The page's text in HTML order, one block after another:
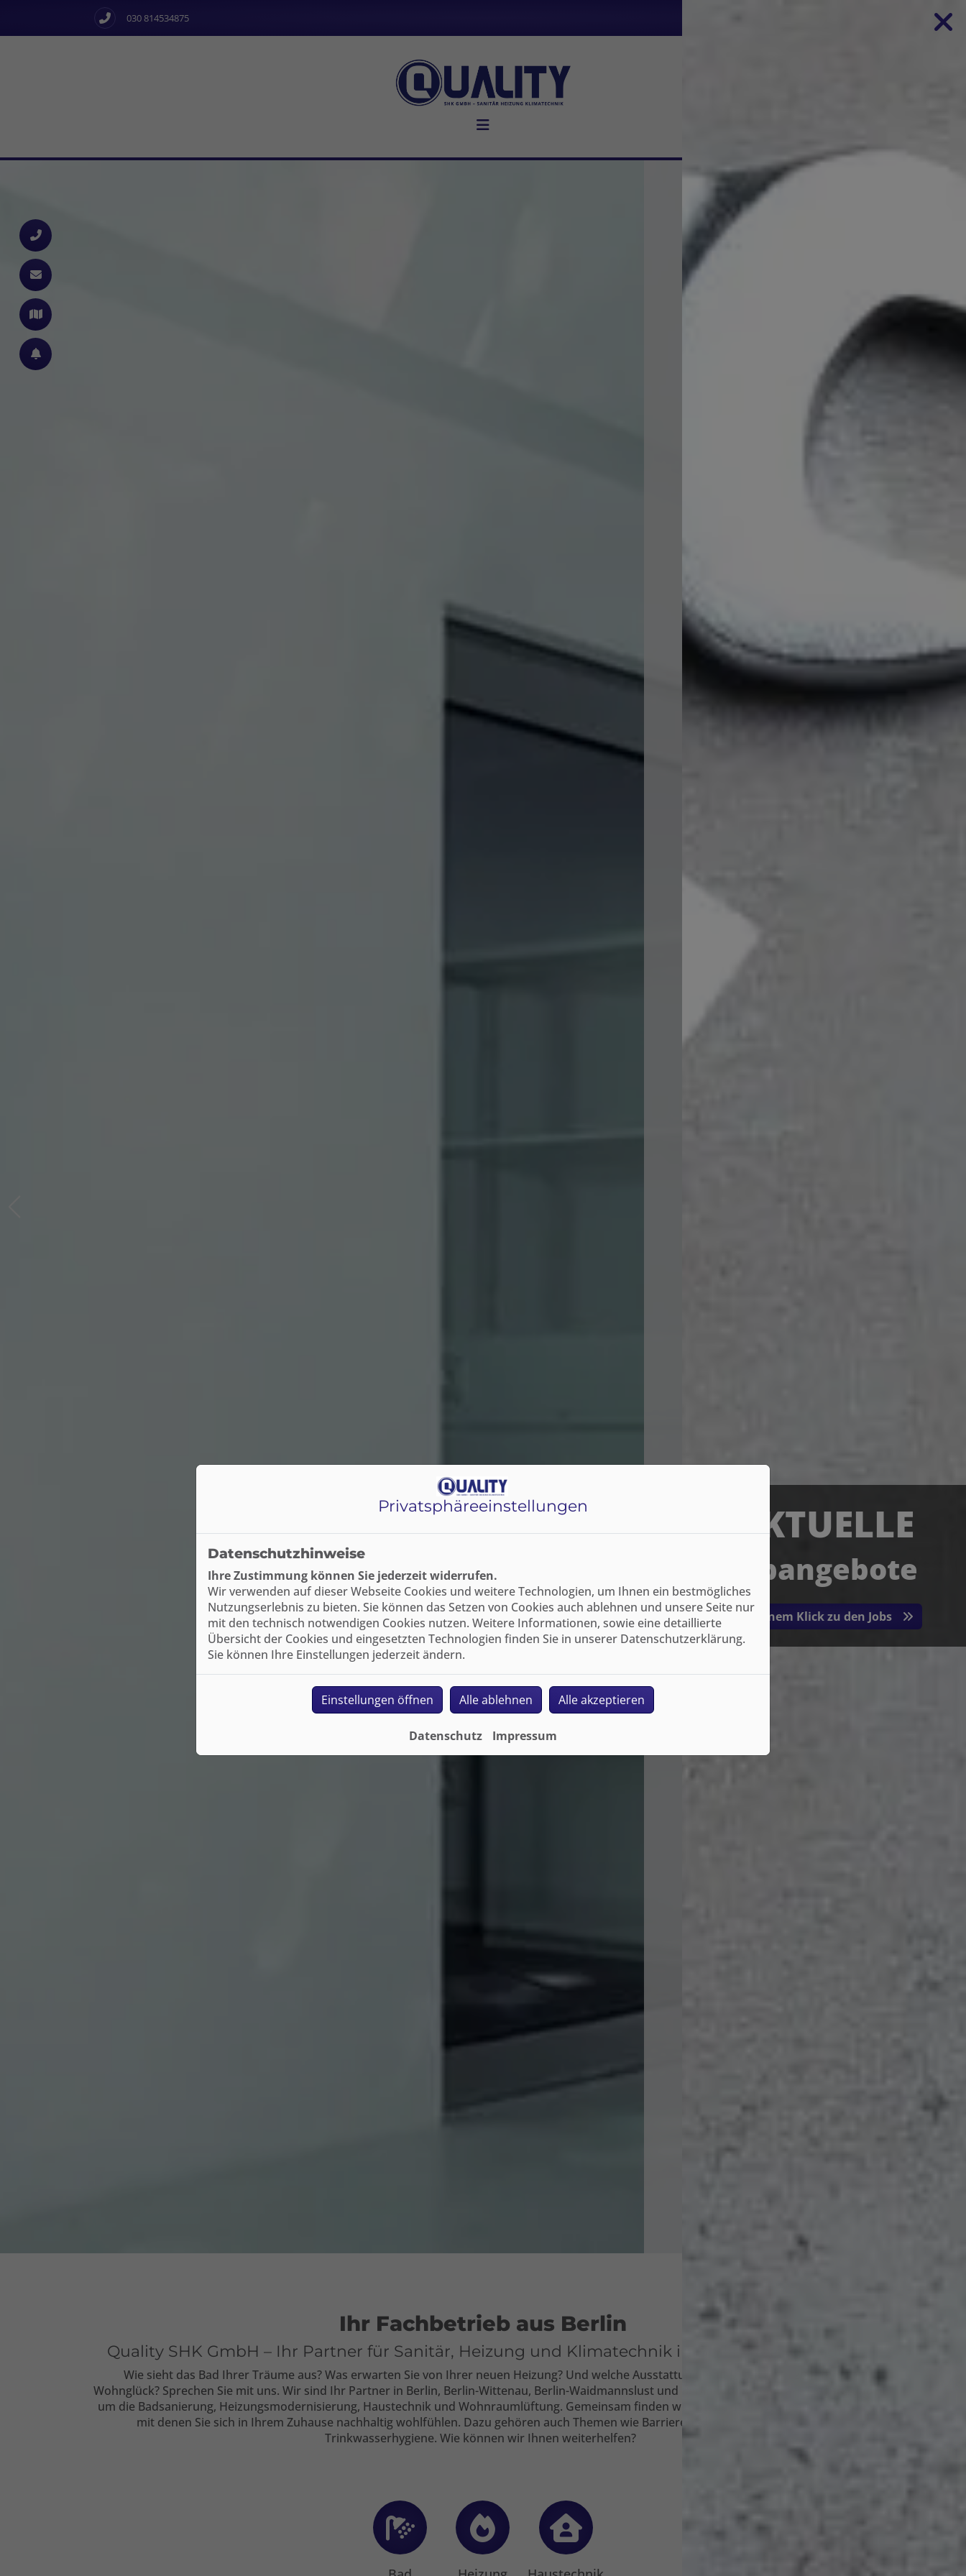
AKTUELLE
Jobangebote
Mit einem Klick zu den Jobs
030 814534875
Ihr Fachbetrieb aus Berlin
Quality SHK GmbH – Ihr Partner für Sanitär, Heizung und Klimatechnik in Berlin-Reinickendorf
Wie sieht das Bad Ihrer Träume aus? Was erwarten Sie von Ihrer neuen Heizung? Und welche Ausstattung fehlt Ihnen noch zu Ihrem
Wohnglück? Sprechen Sie mit uns. Wir sind Ihr Partner in Berlin, Berlin-Wittenau, Berlin-Waidmannslust und Berlin-Frohnau für alle Fragen rund
um die Badsanierung, Heizungsmodernisierung, Haustechnik und Wohnraumlüftung. Gemeinsam finden wir für Sie die passenden Lösungen,
mit denen Sie sich in Ihrem Zuhause nachhaltig wohlfühlen. Dazu gehören auch Themen wie Barrierefreiheit, Smart Home oder
Trinkwasserhygiene. Wie können wir Ihnen weiterhelfen?
schließen
schließen
Privatsphäre­einstellungen
Datenschutzhinweise
Ihre Zustimmung können Sie jederzeit widerrufen.
Wir verwenden auf dieser Webseite Cookies und weitere Technologien, um Ihnen ein bestmögliches
Nutzungserlebnis zu bieten. Sie können das Setzen von Cookies auch ablehnen und unsere Seite nur
mit den technisch notwendigen Cookies nutzen. Weitere Informationen, sowie eine detaillierte
Übersicht der Cookies und eingesetzten Technologien finden Sie in unserer Datenschutzerklärung.
Sie können Ihre Einstellungen jederzeit ändern.
Einstellungen öffnen Alle ablehnen Alle akzeptieren
Datenschutz Impressum